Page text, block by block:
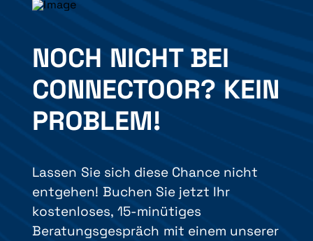
NOCH NICHT BEI
CONNECTOOR? KEIN
PROBLEM!
Lassen Sie sich diese Chance nicht
entgehen! Buchen Sie jetzt Ihr
kostenloses, 15-minütiges
Beratungsgespräch mit einem unserer